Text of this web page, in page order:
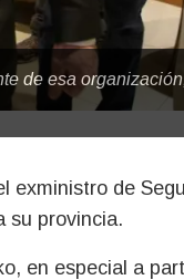
de esa
su provincia.
en especial a